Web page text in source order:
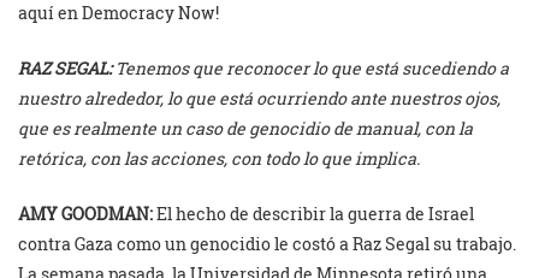
aquí en Democracy Now!
RAZ SEGAL:Tenemos que reconocer lo que está sucediendo a
nuestro alrededor, lo que está ocurriendo ante nuestros ojos,
que es realmente un caso de genocidio de manual, con la
retórica, con las acciones, con todo lo que implica.
AMY GOODMAN:El hecho de describir la guerra de Israel
contra Gaza como un genocidio le costó a Raz Segal su trabajo.